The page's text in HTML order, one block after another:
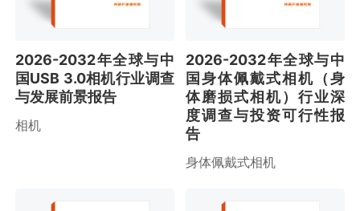
2026-2032年全球与中
国USB 3.0相机行业调查
与发展前景报告
相机
2026-2032年全球与中
国身体佩戴式相机（身
体磨损式相机）行业深
度调查与投资可行性报
告
身体佩戴式相机